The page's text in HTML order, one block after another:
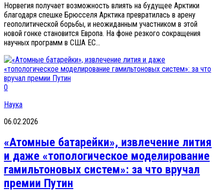
Норвегия получает возможность влиять на будущее Арктики
благодаря спешке Брюсселя Арктика превратилась в арену
геополитической борьбы, и неожиданным участником в этой
новой гонке становится Европа. На фоне резкого сокращения
научных программ в США ЕС...
0
Наука
06.02.2026
«Атомные батарейки», извлечение лития
и даже «топологическое моделирование
гамильтоновых систем»: за что вручал
премии Путин